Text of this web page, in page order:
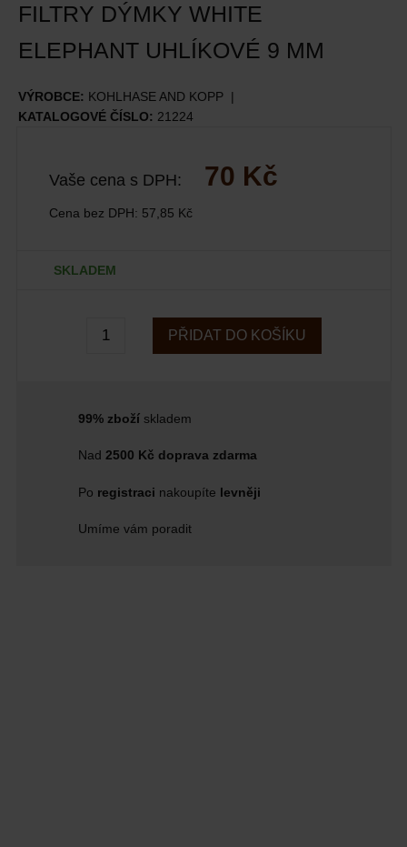
FILTRY DÝMKY WHITE
ELEPHANT UHLÍKOVÉ 9 MM
VÝROBCE: KOHLHASE AND KOPP
KATALOGOVÉ ČÍSLO: 21224
Vaše cena s DPH: 70 Kč
Cena bez DPH: 57,85 Kč
SKLADEM
PŘIDAT DO KOŠÍKU
99% zbožískladem
Nad 2500 Kč doprava zdarma
Po registraci nakoupíte levněji
Umíme vám poradit